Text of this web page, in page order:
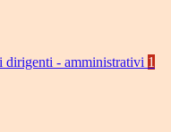
dirigenti - amministrativi 1